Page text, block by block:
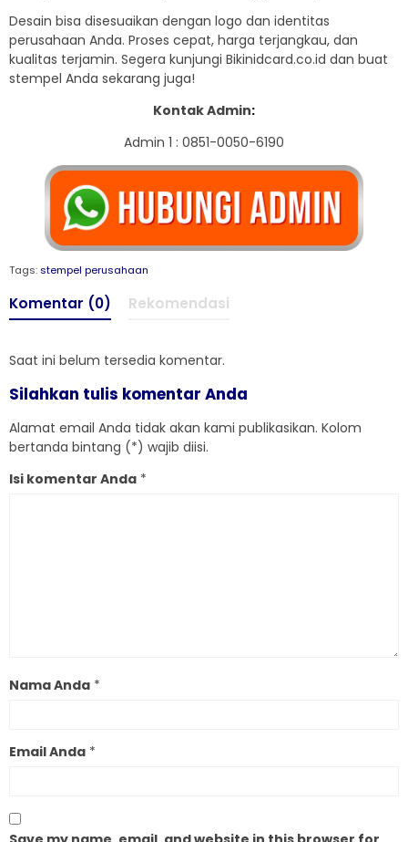
Desain bisa disesuaikan dengan logo dan identitas
perusahaan Anda. Proses cepat, harga terjangkau, dan
kualitas terjamin. Segera kunjungi Bikinidcard.co.id dan buat
stempel Anda sekarang juga!
Kontak Admin:
Admin 1 : 0851-0050-6190
Tags:stempel perusahaan
Komentar (0) Rekomendasi
Saat ini belum tersedia komentar.
Silahkan tulis komentar Anda
Alamat email Anda tidak akan kami publikasikan. Kolom
bertanda bintang (*) wajib diisi.
Isi komentar Anda *
Nama Anda *
Email Anda *